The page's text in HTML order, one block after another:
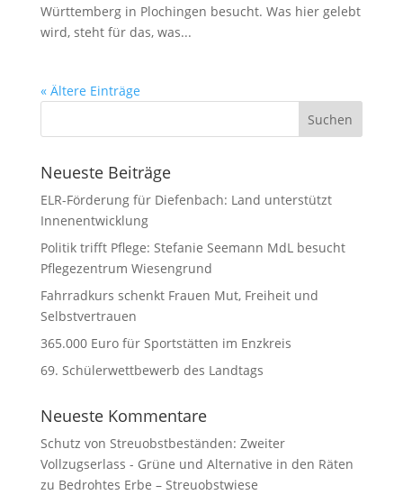
Württemberg in Plochingen besucht. Was hier gelebt
wird, steht für das, was...
« Ältere Einträge
Neueste Beiträge
ELR-Förderung für Diefenbach: Land unterstützt
Innenentwicklung
Politik trifft Pflege: Stefanie Seemann MdL besucht
Pflegezentrum Wiesengrund
Fahrradkurs schenkt Frauen Mut, Freiheit und
Selbstvertrauen
365.000 Euro für Sportstätten im Enzkreis
69. Schülerwettbewerb des Landtags
Neueste Kommentare
Schutz von Streuobstbeständen: Zweiter
Vollzugserlass - Grüne und Alternative in den Räten
zu Bedrohtes Erbe – Streuobstwiese